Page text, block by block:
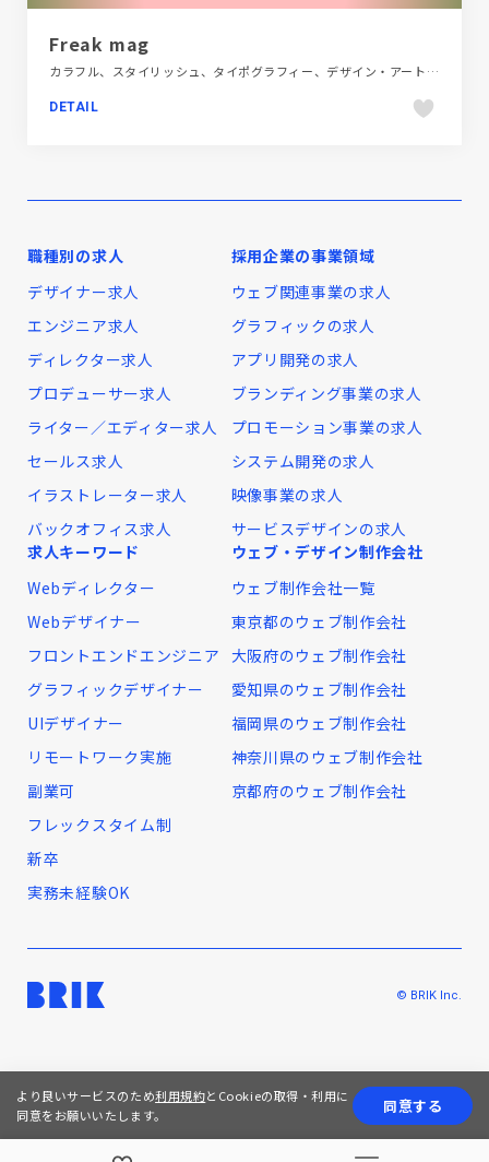
Freak mag
カラフル、スタイリッシュ、タイポグラフィー、デザイン・アート・音楽・文芸、ポップ、メディアサイト
DETAIL
職種別の求人
デザイナー求人
エンジニア求人
ディレクター求人
プロデューサー求人
ライター／エディター求人
セールス求人
イラストレーター求人
バックオフィス求人
採用企業の事業領域
ウェブ関連事業の求人
グラフィックの求人
アプリ開発の求人
ブランディング事業の求人
プロモーション事業の求人
システム開発の求人
映像事業の求人
サービスデザインの求人
求人キーワード
Webディレクター
Webデザイナー
フロントエンドエンジニア
グラフィックデザイナー
UIデザイナー
リモートワーク実施
副業可
フレックスタイム制
新卒
実務未経験OK
ウェブ・デザイン制作会社
ウェブ制作会社一覧
東京都のウェブ制作会社
大阪府のウェブ制作会社
愛知県のウェブ制作会社
福岡県のウェブ制作会社
神奈川県のウェブ制作会社
京都府のウェブ制作会社
© BRIK Inc.
より良いサービスのため利用規約とCookieの取得・利用に
同意をお願いいたします。
同意する